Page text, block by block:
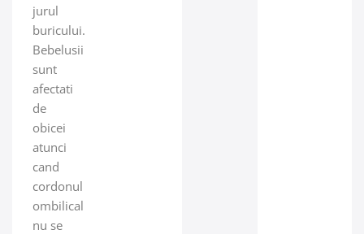
jurul
buricului.
Bebelusii
sunt
afectati
de
obicei
atunci
cand
cordonul
ombilical
nu se